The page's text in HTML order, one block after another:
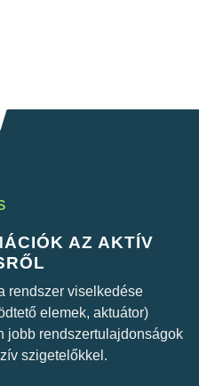
AZ AKTÍV
rendszer viselkedése
elemek, aktuátor)
jobb rendszertulajdonságok
szigetelőkkel.